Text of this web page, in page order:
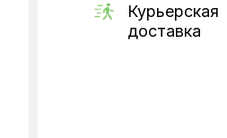
Курьерская
доставка